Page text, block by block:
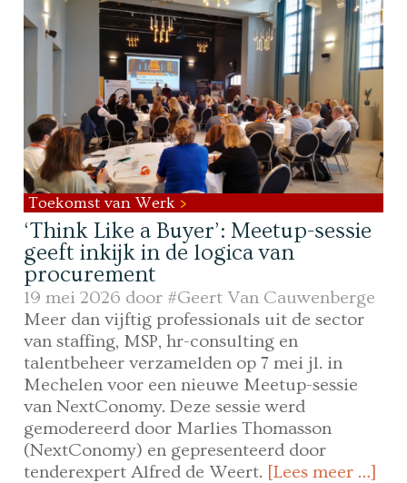
Toekomst van Werk
‘Think Like a Buyer’: Meetup-sessie
geeft inkijk in de logica van
procurement
19 mei 2026 door #Geert Van Cauwenberge
Meer dan vijftig professionals uit de sector
van staffing, MSP, hr-consulting en
talentbeheer verzamelden op 7 mei jl. in
Mechelen voor een nieuwe Meetup-sessie
van NextConomy. Deze sessie werd
gemodereerd door Marlies Thomasson
(NextConomy) en gepresenteerd door
tenderexpert Alfred de Weert. [Lees meer …]